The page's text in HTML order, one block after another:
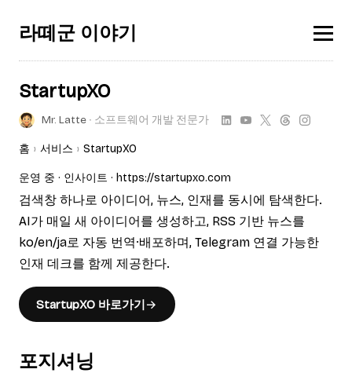
라떼군 이야기
StartupXO
Mr. Latte∙ 소프트웨어 개발 전문가
홈 서비스 StartupXO
운영 중 인사이트 https://startupxo.com
검색창 하나로 아이디어, 뉴스, 인재를 동시에 탐색한다.
AI가 매일 새 아이디어를 생성하고, RSS 기반 뉴스를
ko/en/ja로 자동 번역·배포하며, Telegram 연결 가능한
인재 데크를 함께 제공한다.
StartupXO 바로가기 →
포지셔닝